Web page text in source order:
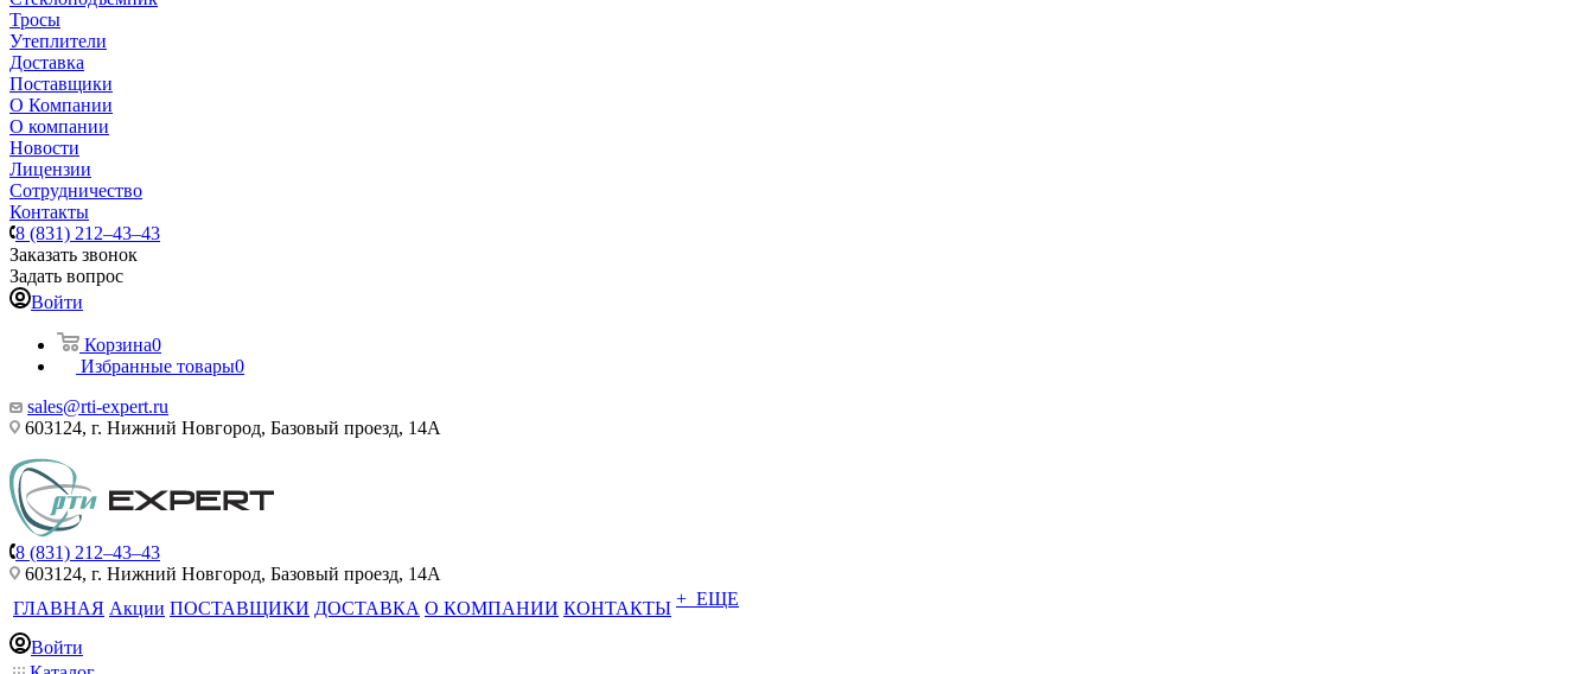
Тросы
Утеплители
Доставка
Поставщики
О Компании
О компании
Новости
Лицензии
Сотрудничество
Контакты
8 (831) 212–43–43
Заказать звонок
Задать вопрос
Войти
Корзина0
Избранные товары0
sales@rti-expert.ru
603124, г. Нижний Новгород, Базовый проезд, 14А
8 (831) 212–43–43
603124, г. Нижний Новгород, Базовый проезд, 14А
ГЛАВНАЯ Акции ПОСТАВЩИКИ ДОСТАВКА О КОМПАНИИ КОНТАКТЫ + ЕЩЕ
Войти